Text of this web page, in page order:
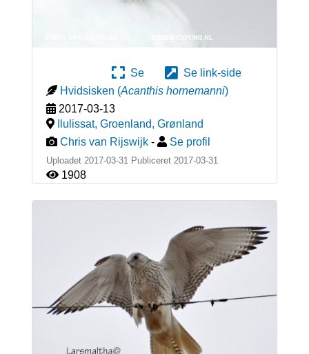
Se
Se link-side
Hvidsisken (Acanthis hornemanni)
2017-03-13
Ilulissat, Groenland, Grønland
Chris van Rijswijk - Se profil
Uploadet 2017-03-31 Publiceret 2017-03-31
1908